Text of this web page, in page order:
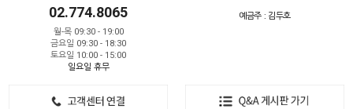
02.774.8065
월-목 09:30 - 19:00
금요일 09:30 - 18:30
토요일 10:00 - 15:00
일요일 휴무
예금주 : 김두호